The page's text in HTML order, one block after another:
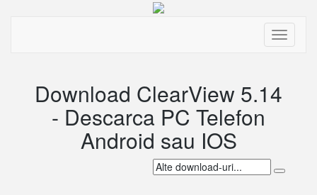
Toggle
Download ClearView 5.14
- Descarca PC Telefon
Android sau IOS